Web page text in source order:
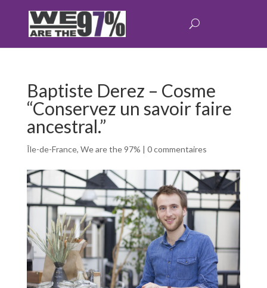
Baptiste Derez – Cosme
“Conservez un savoir faire
ancestral.”
Île-de-France, We are the 97% | 0 commentaires